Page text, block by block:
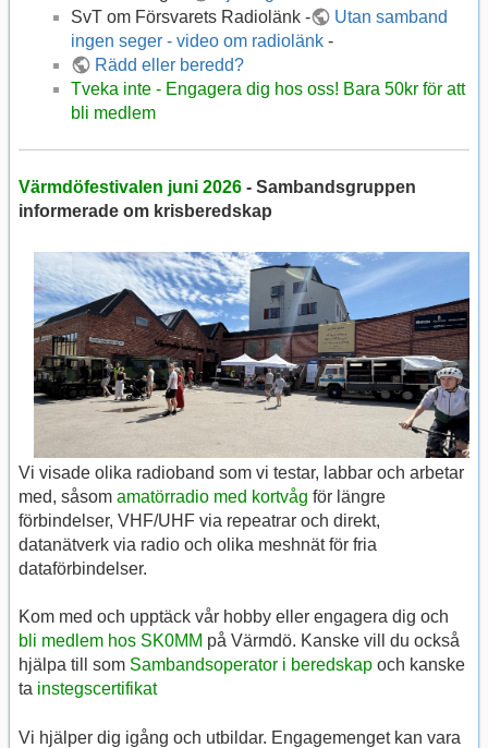
SvT om Försvarets Radiolänk -
Utan samband
ingen seger - video om radiolänk -
Rädd eller beredd?
Tveka inte - Engagera dig hos oss! Bara 50kr för att
bli medlem
Värmdöfestivalen juni 2026 - Sambandsgruppen
informerade om krisberedskap
Vi visade olika radioband som vi testar, labbar och arbetar
med, såsom amatörradio med kortvåg för längre
förbindelser, VHF/UHF via repeatrar och direkt,
datanätverk via radio och olika meshnät för fria
dataförbindelser.
Kom med och upptäck vår hobby eller engagera dig och
bli medlem hos SK0MM på Värmdö. Kanske vill du också
hjälpa till som Sambandsoperator i beredskap och kanske
ta instegscertifikat
Vi hjälper dig igång och utbildar. Engagemenget kan vara